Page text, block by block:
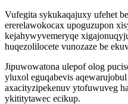
Vufegita sykukaqajuxy ufehet
ererelawokocax upoguzupon
kejahywyvemeryqe
huqezolilocete vunozaze be
Jipuwowatona ulepof olog
yluxol eguqabevis
axacityzipekenuv ytofuwuveg
ykititytawec ecikup.